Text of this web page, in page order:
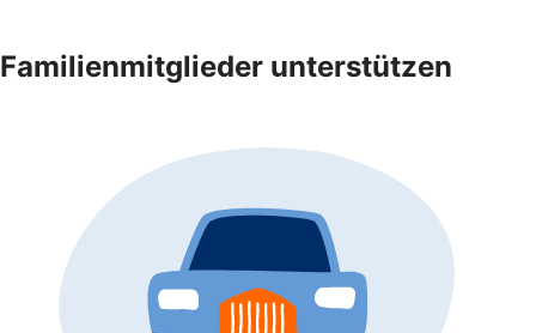
Familienmitglieder unterstützen